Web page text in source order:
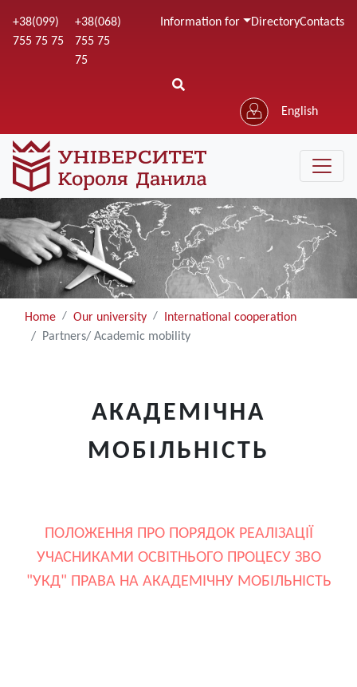
to
+38(099)
755 75 75
+38(068)
755 75
75
Information for DirectoryContacts
English
Home Our university
International cooperation
Partners/ Academic mobility
АКАДЕМІЧНА
МОБІЛЬНІСТЬ
ПОЛОЖЕННЯ ПРО ПОРЯДОК РЕАЛІЗАЦІЇ
УЧАСНИКАМИ ОСВІТНЬОГО ПРОЦЕСУ ЗВО
"УКД" ПРАВА НА АКАДЕМІЧНУ МОБІЛЬНІСТЬ